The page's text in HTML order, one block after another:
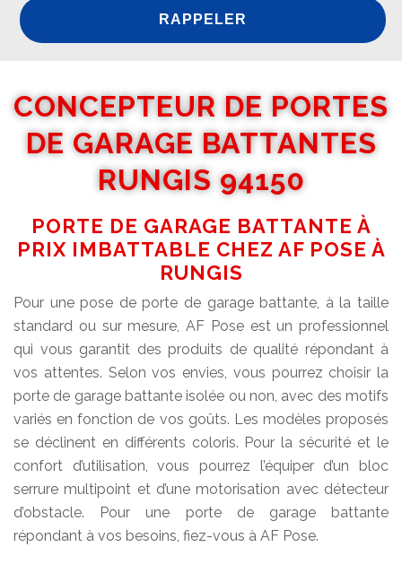
CONCEPTEUR DE PORTES
DE GARAGE BATTANTES
RUNGIS 94150
PORTE DE GARAGE BATTANTE À
PRIX IMBATTABLE CHEZ AF POSE À
RUNGIS
Pour une pose de porte de garage battante, à la taille
standard ou sur mesure, AF Pose est un professionnel
qui vous garantit des produits de qualité répondant à
vos attentes. Selon vos envies, vous pourrez choisir la
porte de garage battante isolée ou non, avec des motifs
variés en fonction de vos goûts. Les modèles proposés
se déclinent en différents coloris. Pour la sécurité et le
confort d’utilisation, vous pourrez l’équiper d’un bloc
serrure multipoint et d’une motorisation avec détecteur
d’obstacle. Pour une porte de garage battante
répondant à vos besoins, fiez-vous à AF Pose.